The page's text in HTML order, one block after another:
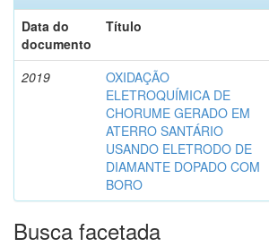
Data do
documento
Título
2019
OXIDAÇÃO
ELETROQUÍMICA DE
CHORUME GERADO EM
ATERRO SANTÁRIO
USANDO ELETRODO DE
DIAMANTE DOPADO COM
BORO
Busca facetada